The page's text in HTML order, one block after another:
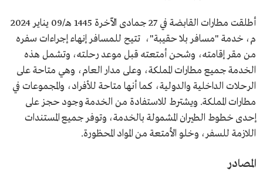
أطلقت مطارات القابضة في 27 جمادى الآخرة 1445 هـ/09 يناير 2024
م، خدمة "مسافر بلا حقيبة"، تتيح للمسافر إنهاء إجراءات سفره
من مقر إقامته، وشحن أمتعته قبل موعد رحلته، وتشمل هذه
الخدمة جميع مطارات المملكة، وعلى مدار العام، وهي متاحة على
الرحلات الداخلية والدولية، كما أنها متاحة للأفراد، والمجموعات في
مطارات المملكة. ويشترط للاستفادة من الخدمة وجود حجز على
إحدى خطوط الطيران المشمولة بالخدمة، وتوفر جميع المستندات
اللازمة للسفر، وخلو الأمتعة من المواد المحظورة.
المصادر